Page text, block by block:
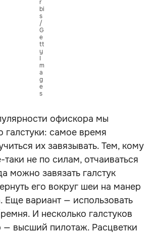
r
bi
s
/
G
e
tt
y
I
m
a
g
e
s
офискора мы
галстуки: самое время
их завязывать. Тем, кому
таки не по силам, отчаиваться
можно завязать галстук
его вокруг шеи на манер
вариант — использовать
И несколько галстуков
высший пилотаж. Расцветки